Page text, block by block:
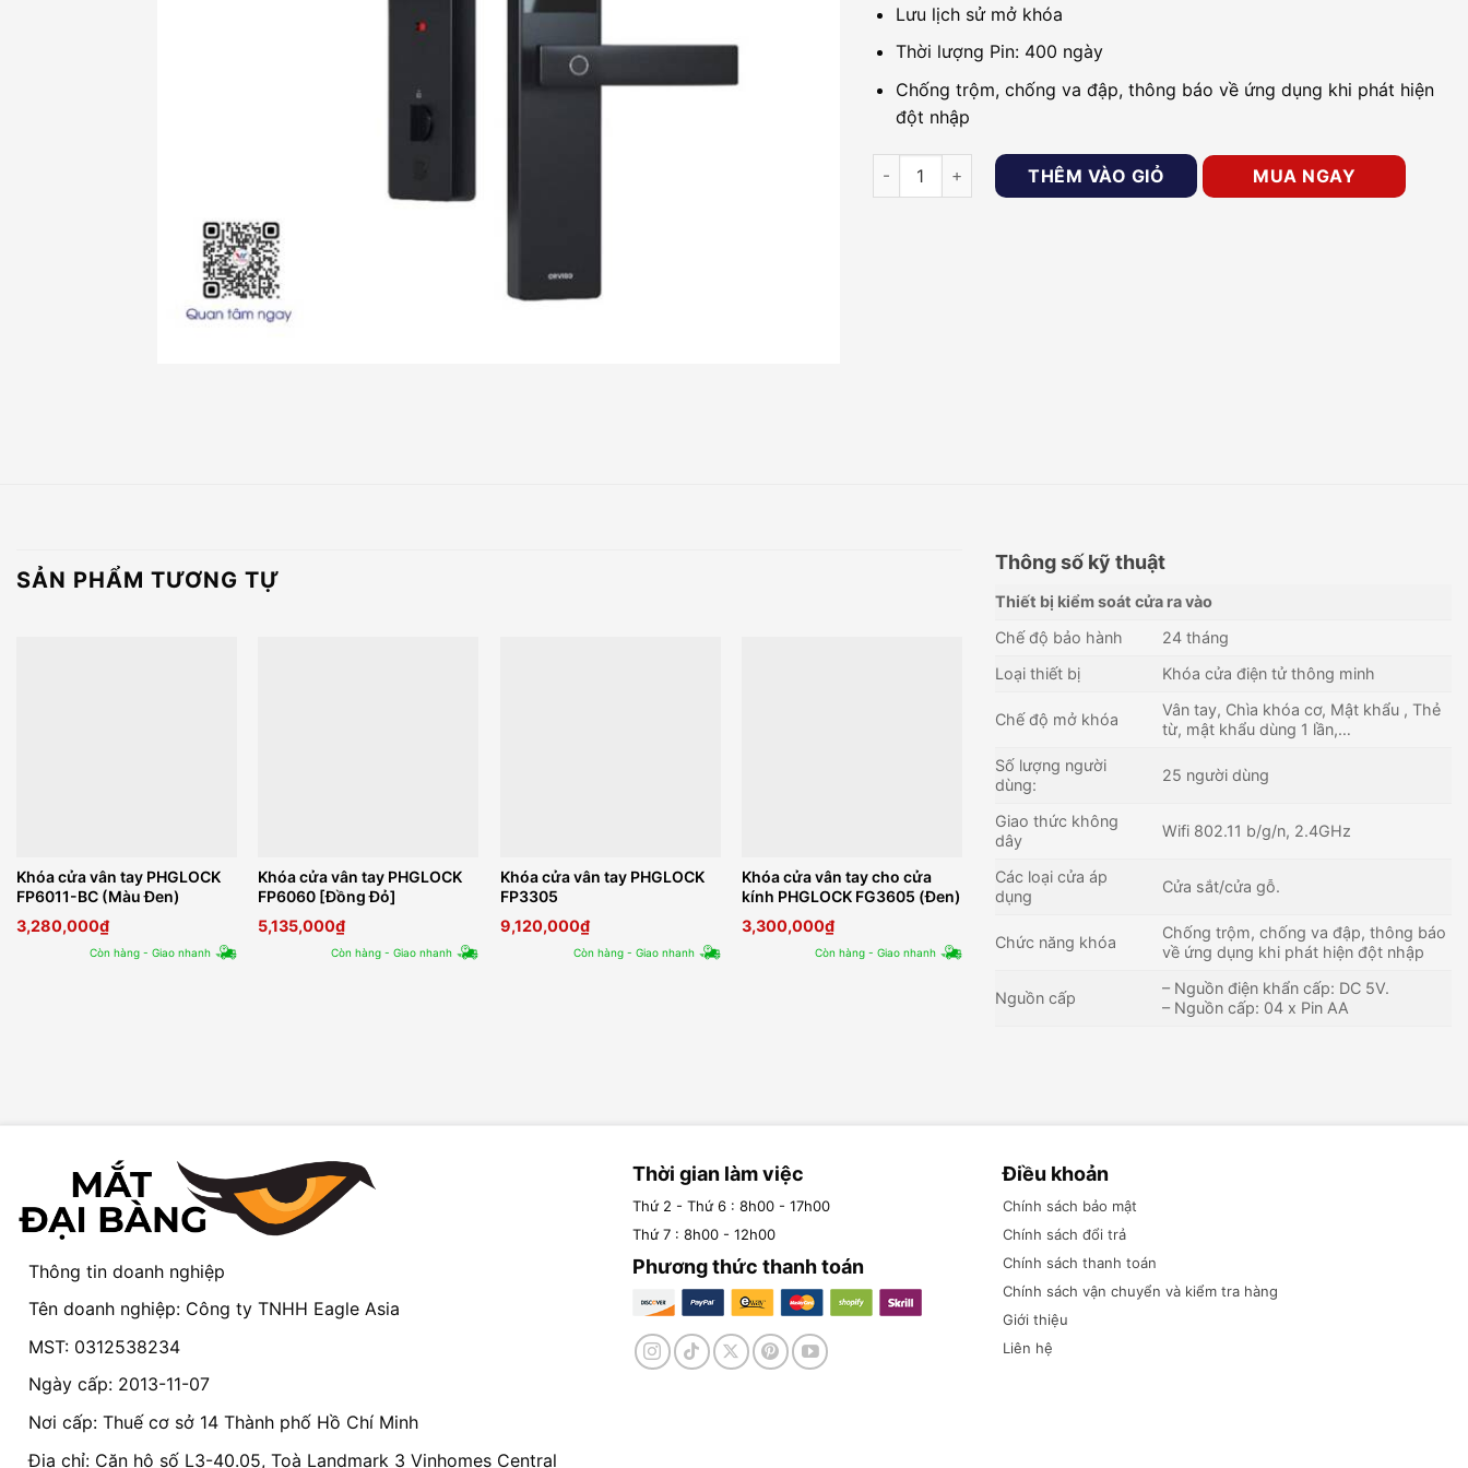
Lưu lịch sử mở khóa
Thời lượng Pin: 400 ngày
Chống trộm, chống va đập, thông báo về ứng dụng khi phát hiện
đột nhập
Khóa cửa thông minh Orvibo C1 số lượng
THÊM VÀO GIỎ MUA NGAY
SẢN PHẨM TƯƠNG TỰ
Khóa cửa vân tay PHGLOCK
FP6011-BC (Màu Đen)
3,280,000₫
Còn hàng - Giao nhanh
Khóa cửa vân tay PHGLOCK
FP6060 [Đồng Đỏ]
5,135,000₫
Còn hàng - Giao nhanh
Khóa cửa vân tay PHGLOCK
FP3305
9,120,000₫
Còn hàng - Giao nhanh
Khóa cửa vân tay cho cửa
kính PHGLOCK FG3605 (Đen)
3,300,000₫
Còn hàng - Giao nhanh
Khóa thông minh vân tay
ZKTECO Padlock
Còn hàng - Giao nhanh
Khóa cửa vân tay thông minh
EZVIZ L2
2,690,000 ₫
Còn hàng - Giao nhanh
Thông số kỹ thuật
Thiết bị kiểm soát cửa ra vào
Chế độ bảo hành
24 tháng
Loại thiết bị
Khóa cửa điện tử thông minh
Chế độ mở khóa
Vân tay, Chìa khóa cơ, Mật khẩu , Thẻ
từ, mật khẩu dùng 1 lần,…
Số lượng người
dùng:
25 người dùng
Giao thức không
dây
Wifi 802.11 b/g/n, 2.4GHz
Các loại cửa áp
dụng
Cửa sắt/cửa gỗ.
Chức năng khóa
Chống trộm, chống va đập, thông báo
về ứng dụng khi phát hiện đột nhập
Nguồn cấp
– Nguồn điện khẩn cấp: DC 5V.
– Nguồn cấp: 04 x Pin AA
Thông tin doanh nghiệp
Tên doanh nghiệp: Công ty TNHH Eagle Asia
MST: 0312538234
Ngày cấp: 2013-11-07
Nơi cấp: Thuế cơ sở 14 Thành phố Hồ Chí Minh
Địa chỉ: Căn hộ số L3-40.05, Toà Landmark 3 Vinhomes Central
Thời gian làm việc
Thứ 2 - Thứ 6 : 8h00 - 17h00
Thứ 7 : 8h00 - 12h00
Phương thức thanh toán
Điều khoản
Chính sách bảo mật
Chính sách đổi trả
Chính sách thanh toán
Chính sách vận chuyển và kiểm tra hàng
Giới thiệu
Liên hệ